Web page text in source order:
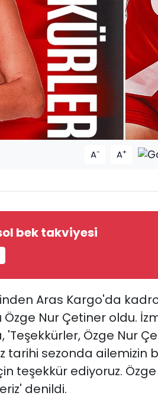
A- A+
bek takviyesi
Aras Kargo'da
Nur Çetiner oldu.
Özge Nur
tarihi sezonda ailemizin
teşekkür ediyoruz.
denildi.